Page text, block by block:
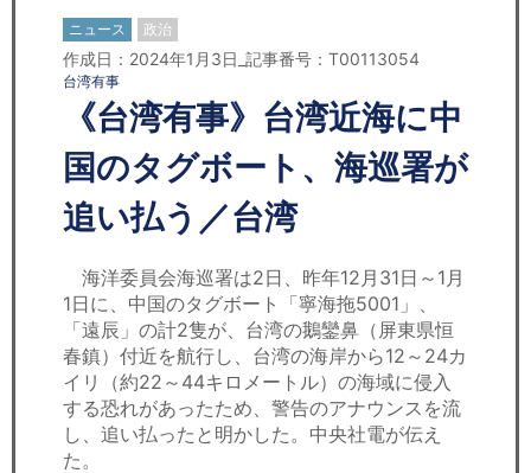
日本人にPR
コンサルティング
リサーチ
セミナー
経済ニュース
労務顧問
ＩＴ
飲食店情報
ニュース 政治
作成日：2024年1月3日_記事番号：T00113054
台湾有事
《台湾有事》台湾近海に中
国のタグボート、海巡署が
追い払う／台湾
海洋委員会海巡署は2日、昨年12月31日～1月
1日に、中国のタグボート「寧海拖5001」、
「遠辰」の計2隻が、台湾の鵝鑾鼻（屏東県恒
春鎮）付近を航行し、台湾の海岸から12～24カ
イリ（約22～44キロメートル）の海域に侵入
する恐れがあったため、警告のアナウンスを流
し、追い払ったと明かした。中央社電が伝え
た。